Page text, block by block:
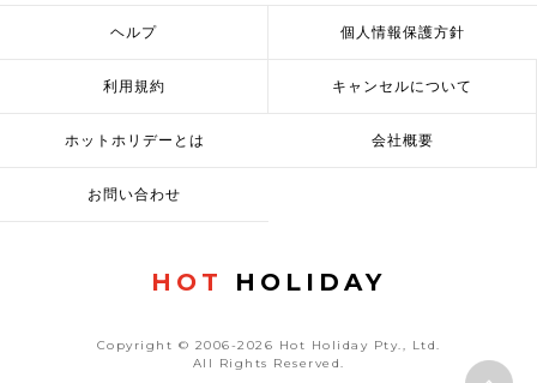
ヘルプ 個人情報保護方針
利用規約 キャンセルについて
ホットホリデーとは 会社概要
お問い合わせ
HOT HOLIDAY
Copyright © 2006-2026 Hot Holiday Pty., Ltd.
All Rights Reserved.